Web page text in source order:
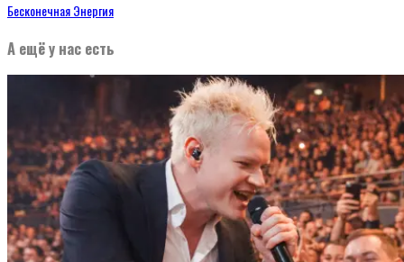
Бесконечная Энергия
А ещё у нас есть